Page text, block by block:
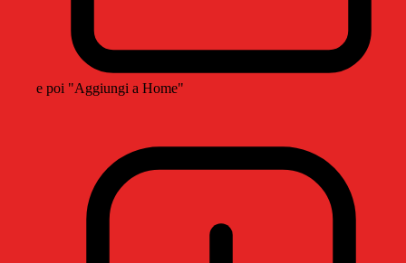
e poi "Aggiungi a Home"